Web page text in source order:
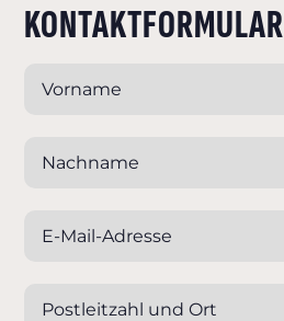
KONTAKTFORMULAR